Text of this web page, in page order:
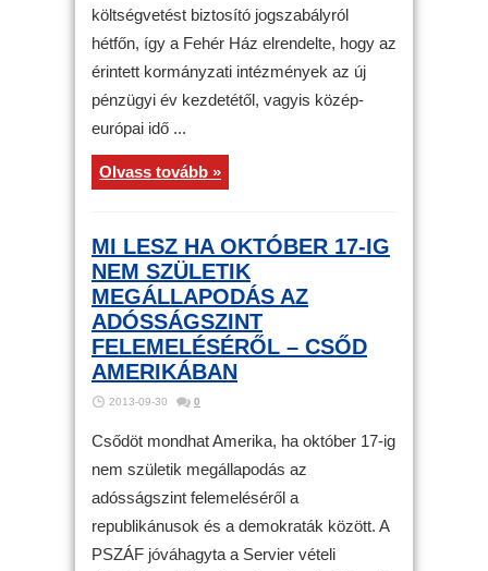
költségvetést biztosító jogszabályról
hétfőn, így a Fehér Ház elrendelte, hogy az
érintett kormányzati intézmények az új
pénzügyi év kezdetétől, vagyis közép-
európai idő ...
Olvass tovább »
MI LESZ HA OKTÓBER 17-IG
NEM SZÜLETIK
MEGÁLLAPODÁS AZ
ADÓSSÁGSZINT
FELEMELÉSÉRŐL – CSŐD
AMERIKÁBAN
2013-09-30 0
Csődöt mondhat Amerika, ha október 17-ig
nem születik megállapodás az
adósságszint felemeléséről a
republikánusok és a demokraták között. A
PSZÁF jóváhagyta a Servier vételi